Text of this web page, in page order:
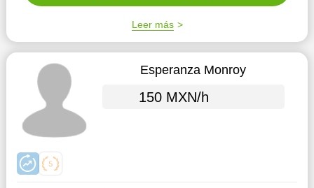
Leer más
Esperanza Monroy
150 MXN/h